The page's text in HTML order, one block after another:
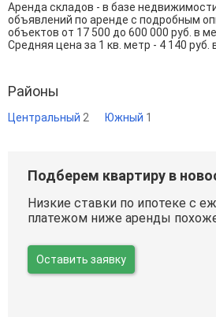
Аренда складов - в базе
объявлений по аренде с подробным
объектов от 17 500 до 600 000 руб. в
Средняя цена за 1 кв. метр - 4 140 руб.
Районы
Центральный 2 Южный 1
Подберем квартиру в
Низкие ставки по ипотеке с
платежом ниже аренды
Оставить заявку